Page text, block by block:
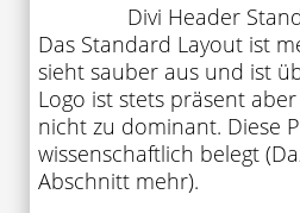
Divi Header
Das Standard Layout ist
sieht sauber aus und ist
Logo ist stets präsent
nicht zu dominant. Diese
wissenschaftlich belegt
Abschnitt mehr).